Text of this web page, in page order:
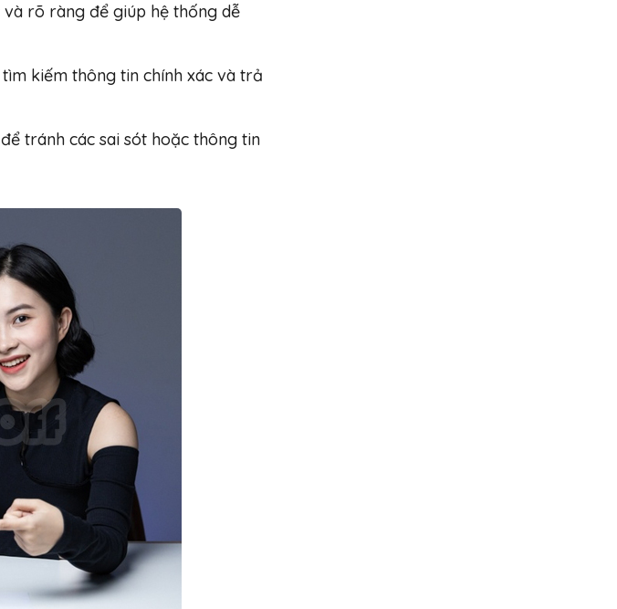
và rõ ràng để giúp hệ thống dễ
kiếm thông tin chính xác và trả
tránh các sai sót hoặc thông tin